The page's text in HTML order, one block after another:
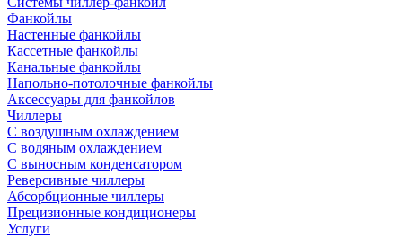
Фанкойлы
Настенные фанкойлы
Кассетные фанкойлы
Канальные фанкойлы
Напольно-потолочные фанкойлы
Аксессуары для фанкойлов
Чиллеры
С воздушным охлаждением
С водяным охлаждением
С выносным конденсатором
Реверсивные чиллеры
Абсорбционные чиллеры
Прецизионные кондиционеры
Услуги